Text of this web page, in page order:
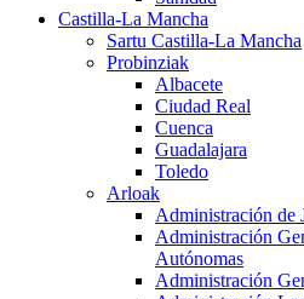
Castilla-La Mancha
Sartu Castilla-La Mancha
Probinziak
Albacete
Ciudad Real
Cuenca
Guadalajara
Toledo
Arloak
Administración de
Administración
Autónomas
Administración